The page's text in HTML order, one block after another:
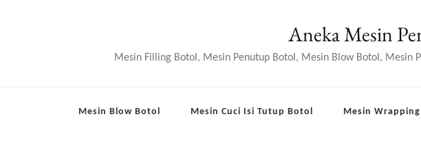
Aneka Mesin
Mesin Filling Botol, Mesin Penutup Botol, Mesin Blow Botol, Mesin
Mesin Blow Botol Mesin Cuci Isi Tutup Botol Mesin